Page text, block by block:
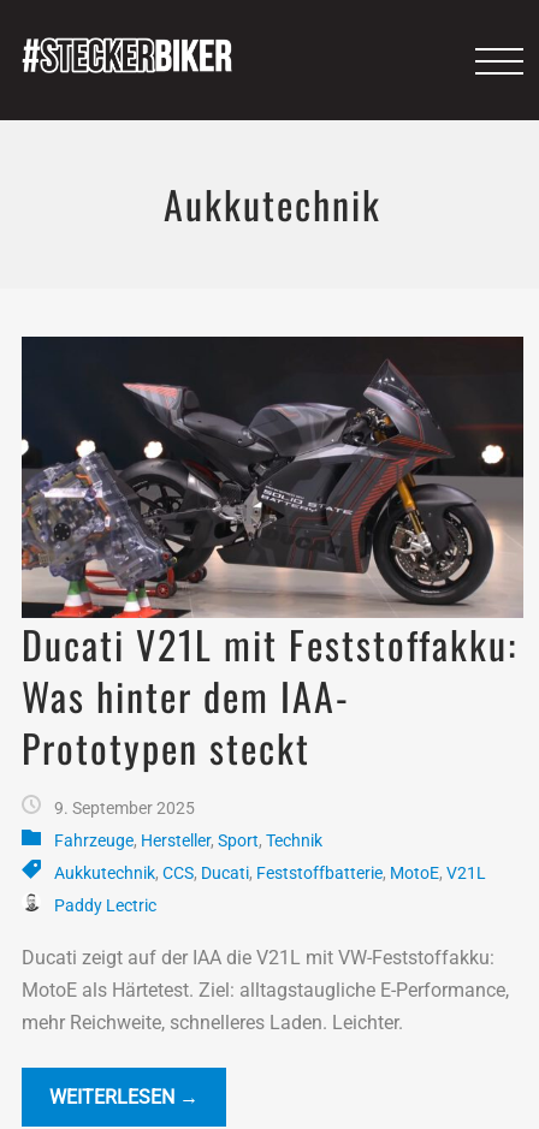
Aukkutechnik
Ducati V21L mit Feststoffakku:
Was hinter dem IAA-
Prototypen steckt
9. September 2025
Fahrzeuge, Hersteller, Sport, Technik
Aukkutechnik, CCS, Ducati, Feststoffbatterie, MotoE, V21L
Paddy Lectric
Ducati zeigt auf der IAA die V21L mit VW-Feststoffakku:
MotoE als Härtetest. Ziel: alltagstaugliche E-Performance,
mehr Reichweite, schnelleres Laden. Leichter.
WEITERLESEN →